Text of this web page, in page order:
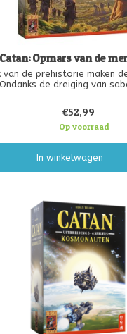
Catan: Opmars van de
de prehistorie maken
de dreiging van
€52,99
Op voorraad
In winkelwagen